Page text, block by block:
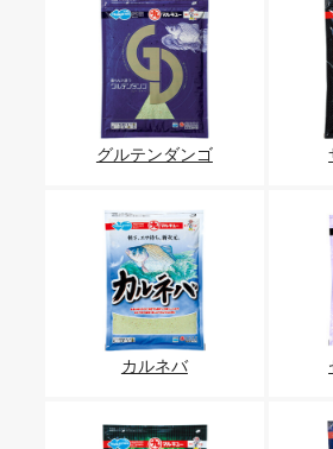
グルテンダンゴ
カルネバ